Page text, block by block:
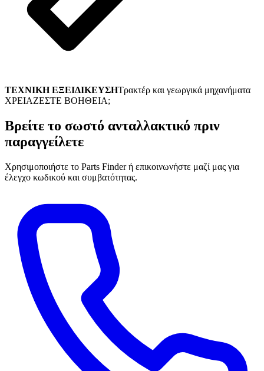
ΤΕΧΝΙΚΗ ΕΞΕΙΔΙΚΕΥΣΗΤρακτέρ και γεωργικά μηχανήματα
ΧΡΕΙΑΖΕΣΤΕ ΒΟΗΘΕΙΑ;
Βρείτε το σωστό ανταλλακτικό πριν
παραγγείλετε
Χρησιμοποιήστε το Parts Finder ή επικοινωνήστε μαζί μας για
έλεγχο κωδικού και συμβατότητας.